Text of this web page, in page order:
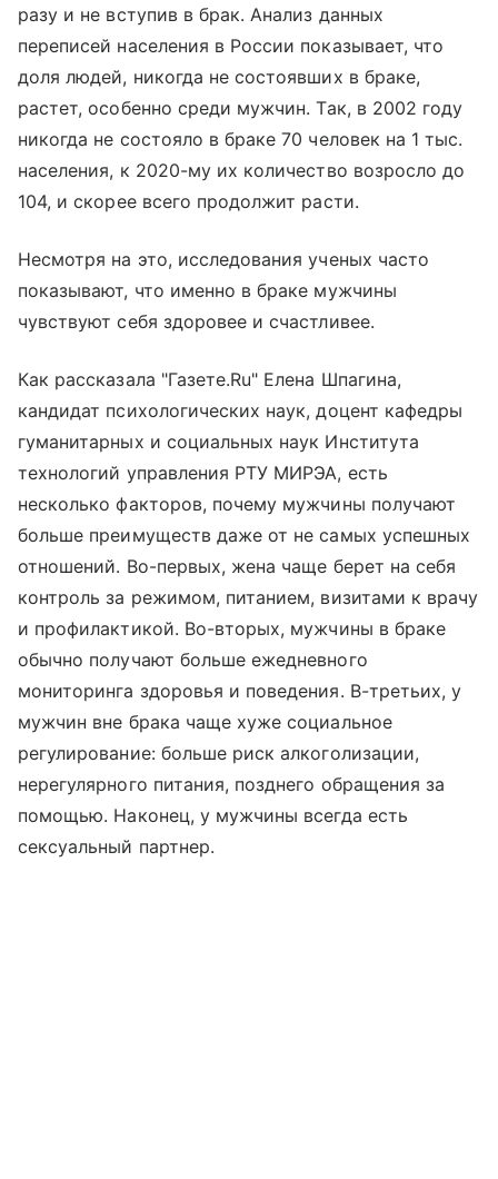
разу и не вступив в брак. Анализ данных
переписей населения в России показывает, что
доля людей, никогда не состоявших в браке,
растет, особенно среди мужчин. Так, в 2002 году
никогда не состояло в браке 70 человек на 1 тыс.
населения, к 2020-му их количество возросло до
104, и скорее всего продолжит расти.
Несмотря на это, исследования ученых часто
показывают, что именно в браке мужчины
чувствуют себя здоровее и счастливее.
Как рассказала "Газете.Ru" Елена Шпагина,
кандидат психологических наук, доцент кафедры
гуманитарных и социальных наук Института
технологий управления РТУ МИРЭА, есть
несколько факторов, почему мужчины получают
больше преимуществ даже от не самых успешных
отношений. Во-первых, жена чаще берет на себя
контроль за режимом, питанием, визитами к врачу
и профилактикой. Во-вторых, мужчины в браке
обычно получают больше ежедневного
мониторинга здоровья и поведения. В-третьих, у
мужчин вне брака чаще хуже социальное
регулирование: больше риск алкоголизации,
нерегулярного питания, позднего обращения за
помощью. Наконец, у мужчины всегда есть
сексуальный партнер.